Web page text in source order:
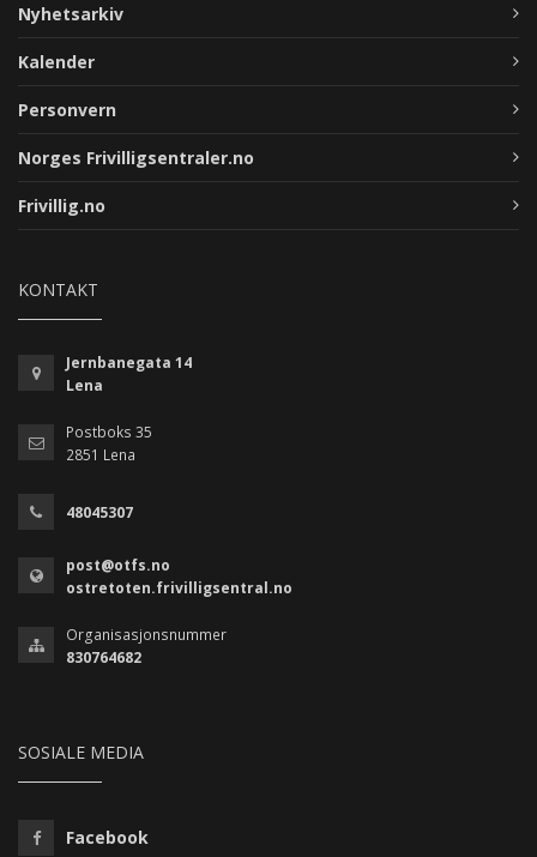
Nyhetsarkiv
Kalender
Personvern
Norges Frivilligsentraler.no
Frivillig.no
KONTAKT
Jernbanegata 14
Lena
Postboks 35
2851 Lena
48045307
post@otfs.no
ostretoten.frivilligsentral.no
Organisasjonsnummer
830764682
SOSIALE MEDIA
Facebook